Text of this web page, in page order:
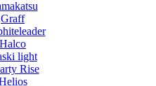
Graff
Halco
light
Rise